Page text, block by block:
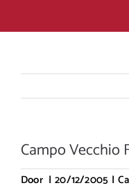
Campo Vecchio
Door | 20/12/2005 |